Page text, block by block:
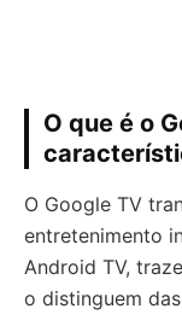
O que é o
O Google TV
entretenimento
Android TV,
o distinguem